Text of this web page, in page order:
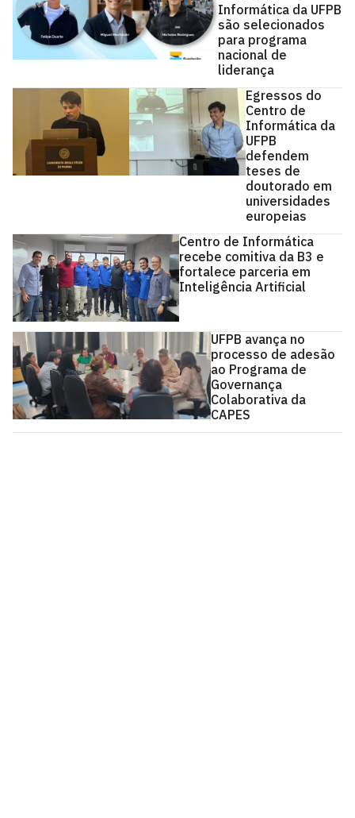
Informática da UFPB
são selecionados
para programa
nacional de
liderança
Egressos do
Centro de
Informática da
UFPB
defendem
teses de
doutorado em
universidades
europeias
Centro de Informática
recebe comitiva da B3 e
fortalece parceria em
Inteligência Artificial
UFPB avança no
processo de adesão
ao Programa de
Governança
Colaborativa da
CAPES